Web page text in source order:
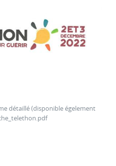
détaillé (disponible égelement